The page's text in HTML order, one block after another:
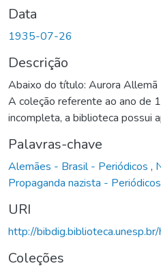
Data
1935-07-26
Descrição
Abaixo do título: Aurora Allemã
A coleção referente ao ano de
incompleta, a biblioteca possui
Palavras-chave
Alemães - Brasil - Periódicos ,
Propaganda nazista - Periódicos
URI
http://
Coleções